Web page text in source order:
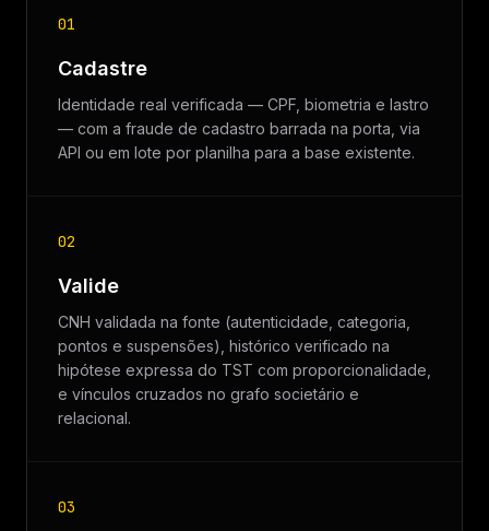
01
Cadastre
Identidade real verificada — CPF, biometria e lastro
— com a fraude de cadastro barrada na porta, via
API ou em lote por planilha para a base existente.
02
Valide
CNH validada na fonte (autenticidade, categoria,
pontos e suspensões), histórico verificado na
hipótese expressa do TST com proporcionalidade,
e vínculos cruzados no grafo societário e
relacional.
03